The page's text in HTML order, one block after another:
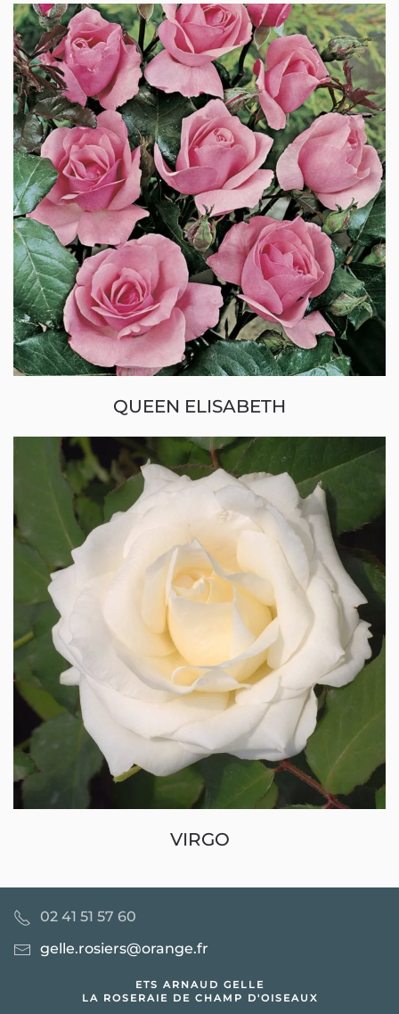
QUEEN ELISABETH
VIRGO
02 41 51 57 60
gelle.rosiers@orange.fr
ETS ARNAUD GELLE
LA ROSERAIE DE CHAMP D'OISEAUX